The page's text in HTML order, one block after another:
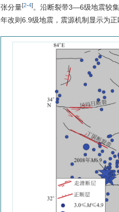
张分量[2-4]。沿断裂带3—6级地震较
年改则6.9级地震，震源机制显示为正